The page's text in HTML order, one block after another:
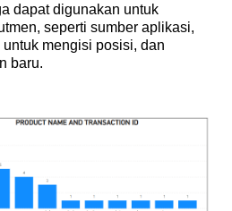
dapat digunakan untuk
, seperti sumber aplikasi,
untuk mengisi posisi, dan
baru.